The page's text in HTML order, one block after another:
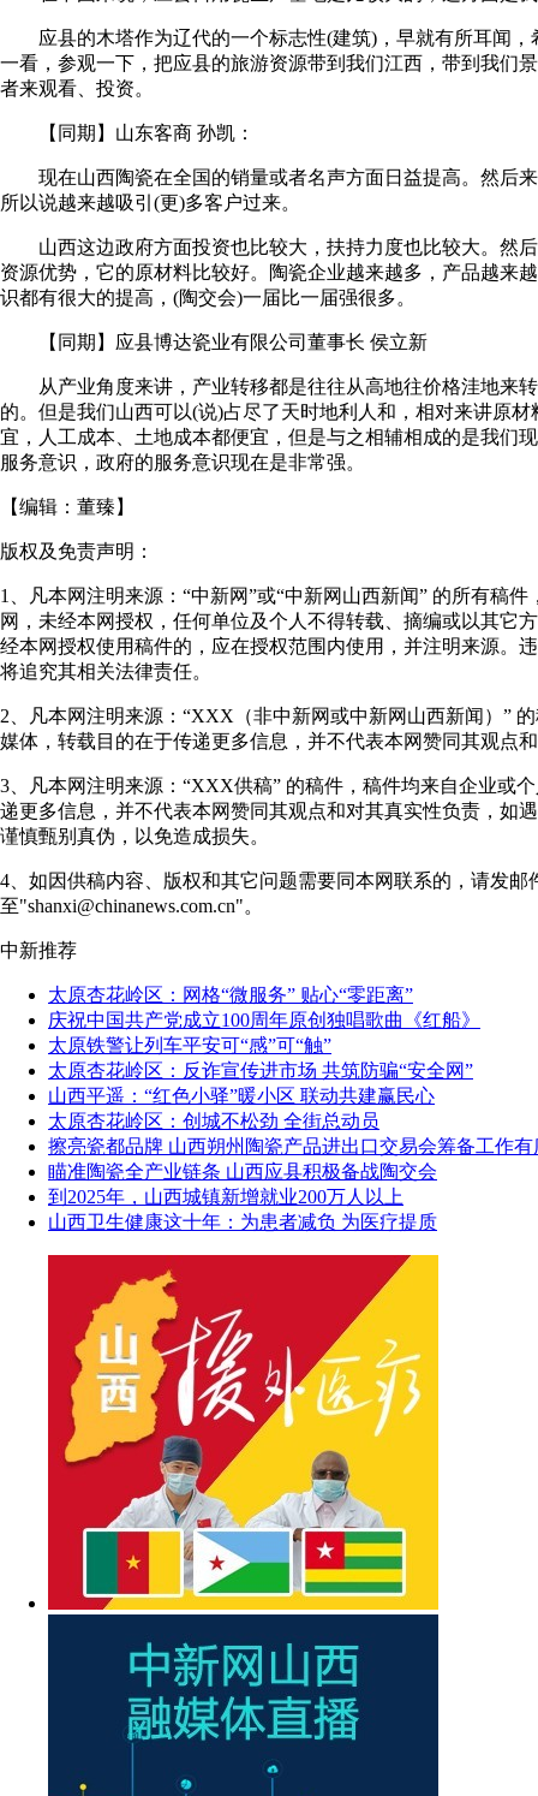
应县的木塔作为辽代的一个标志性(建筑)，早就有所耳闻，
一看，参观一下，把应县的旅游资源带到我们江西，带到我们
者来观看、投资。
【同期】山东客商 孙凯：
现在山西陶瓷在全国的销量或者名声方面日益提高。然后
所以说越来越吸引(更)多客户过来。
山西这边政府方面投资也比较大，扶持力度也比较大。然
资源优势，它的原材料比较好。陶瓷企业越来越多，产品越来
识都有很大的提高，(陶交会)一届比一届强很多。
【同期】应县博达瓷业有限公司董事长 侯立新
从产业角度来讲，产业转移都是往往从高地往价格洼地来
的。但是我们山西可以(说)占尽了天时地利人和，相对来讲原
宜，人工成本、土地成本都便宜，但是与之相辅相成的是我们
服务意识，政府的服务意识现在是非常强。
【编辑： 董臻 】
版权及免责声明：
1、凡本网注明来源：“中新网”或“中新网山西新闻” 的所有稿
网，未经本网授权，任何单位及个人不得转载、摘编或以其它
经本网授权使用稿件的，应在授权范围内使用，并注明来源。
将追究其相关法律责任。
2、凡本网注明来源：“XXX（非中新网或中新网山西新闻）”
媒体，转载目的在于传递更多信息，并不代表本网赞同其观点
3、凡本网注明来源：“XXX供稿” 的稿件，稿件均来自企业或
递更多信息，并不代表本网赞同其观点和对其真实性负责，如
谨慎甄别真伪，以免造成损失。
4、如因供稿内容、版权和其它问题需要同本网联系的，请发邮
至"shanxi@chinanews.com.cn"。
中新推荐
太原杏花岭区：网格“微服务” 贴心“零距离”
庆祝中国共产党成立100周年原创独唱歌曲《红船》
太原铁警让列车平安可“感”可“触”
太原杏花岭区：反诈宣传进市场 共筑防骗“安全网”
山西平遥：“红色小驿”暖小区 联动共建赢民心
太原杏花岭区：创城不松劲 全街总动员
擦亮瓷都品牌 山西朔州陶瓷产品进出口交易会筹备工作有
瞄准陶瓷全产业链条 山西应县积极备战陶交会
到2025年，山西城镇新增就业200万人以上
山西卫生健康这十年：为患者减负 为医疗提质